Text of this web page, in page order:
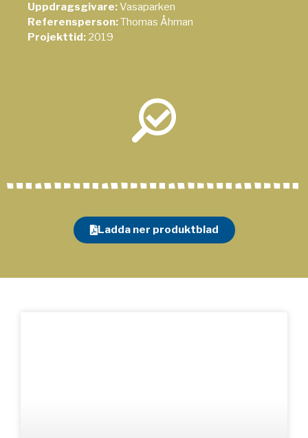
Uppdragsgivare:Vasaparken
Referensperson:Thomas Åhman
Projekttid: 2019
Ladda ner produktblad